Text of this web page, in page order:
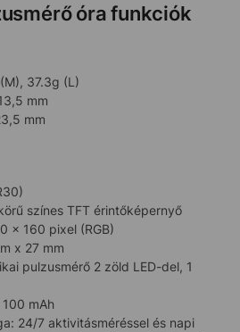
óra funkciók
37.3g (L)
mm
mm
színes TFT érintőképernyő
x 160 pixel (RGB)
x 27 mm
pulzusmérő 2 zöld LED-del, 1
mAh
24/7 aktivitásméréssel és napi